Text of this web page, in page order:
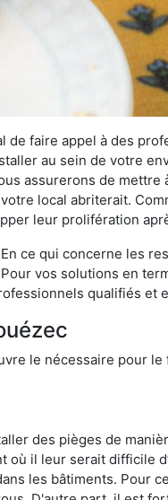
faire appel à des
au sein de votre
assurerons de
local abriterait.
leur prolifération
ce qui concerne les
vos solutions en
qualifiés et
le nécessaire pour
des pièges de
il leur serait difficile
les bâtiments. Pour